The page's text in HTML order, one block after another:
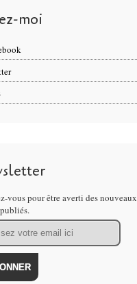
moi
vous pour être averti des nouveaux